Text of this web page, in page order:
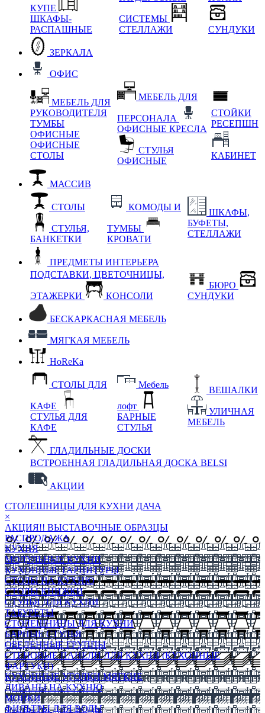
КУПЕ
ШКАФЫ-
РАСПАШНЫЕ
СИСТЕМЫ
СТЕЛЛАЖИ
СУНДУКИ
ЗЕРКАЛА
ОФИС
МЕБЕЛЬ ДЛЯ
РУКОВОДИТЕЛЯ
ТУМБЫ
ОФИСНЫЕ
ОФИСНЫЕ
СТОЛЫ
МЕБЕЛЬ ДЛЯ
ПЕРСОНАЛА
ОФИСНЫЕ КРЕСЛА
СТУЛЬЯ
ОФИСНЫЕ
СТОЙКИ
РЕСЕПШН
КАБИНЕТ
МАССИВ
СТОЛЫ
СТУЛЬЯ,
БАНКЕТКИ
КОМОДЫ И
ТУМБЫ
КРОВАТИ
ШКАФЫ,
БУФЕТЫ,
СТЕЛЛАЖИ
ПРЕДМЕТЫ ИНТЕРЬЕРА
ПОДСТАВКИ, ЦВЕТОЧНИЦЫ,
ЭТАЖЕРКИ КОНСОЛИ
БЮРО
СУНДУКИ
БЕСКАРКАСНАЯ МЕБЕЛЬ
МЯГКАЯ МЕБЕЛЬ
HoReKa
СТОЛЫ ДЛЯ
КАФЕ
СТУЛЬЯ ДЛЯ
КАФЕ
Мебель
лофт
БАРНЫЕ
СТУЛЬЯ
ВЕШАЛКИ
УЛИЧНАЯ
МЕБЕЛЬ
ГЛАДИЛЬНЫЕ ДОСКИ
ВСТРОЕННАЯ ГЛАДИЛЬНАЯ ДОСКА BELSI
АКЦИИ
СТОЛЕШНИЦЫ ДЛЯ КУХНИ ДАЧА
×
АКЦИЯ!! ВЫСТАВОЧНЫЕ ОБРАЗЦЫ
РАСПРОДАЖА
КУХНЯ
МОДУЛЬНЫЕ КУХНИ
КУХОННЫЕ ГАРНИТУРЫ
СТОЛЫ НА КУХНЮ
СТОЛЫ КНИЖКИ
СТУЛЬЯ ДЛЯ КУХНИ
ТАБУРЕТЫ
СТОЛЕШНИЦЫ ДЛЯ КУХНИ
БАРНЫЕ СТУЛЬЯ
ОБЕДЕННЫЕ ГРУППЫ
СТЕНОВЫЕ ПАНЕЛИ ДЛЯ КУХНИ (КУХОННЫЕ
ФАРТУКИ)
КУХОННЫЕ УГОЛКИ МЯГКИЕ
ДИВАНЫ НА КУХНЮ
МОЙКИ
ФИЛЬТРЫ ДЛЯ ВОДЫ